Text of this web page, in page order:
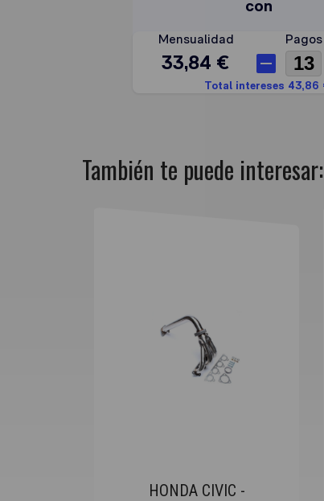
También te puede interesar:
HONDA CIVIC -